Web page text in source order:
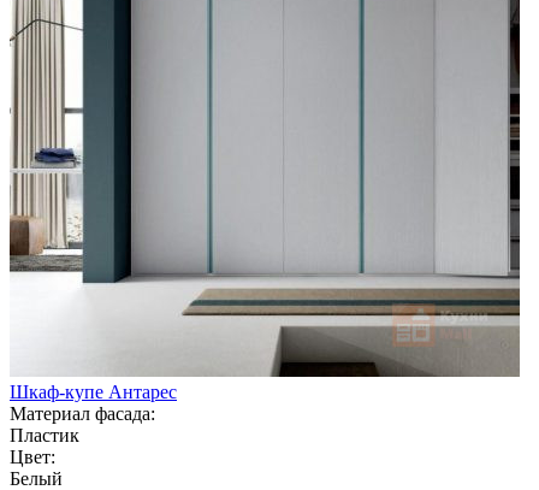
Шкаф-купе Антарес
Материал фасада:
Пластик
Цвет:
Белый